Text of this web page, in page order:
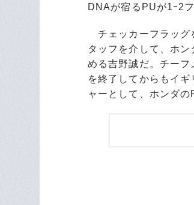
DNAが宿るPUが1ｰ2
チェッカーフラッグ
タッフを介して、ホ
める吉野誠だ。チー
を終了してからもイ
ャーとして、ホンダ